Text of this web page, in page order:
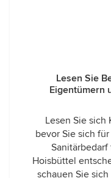
Lesen Sie
Eigentümern
Lesen Sie
bevor Sie sich
Hoisbüttel
schauen Sie